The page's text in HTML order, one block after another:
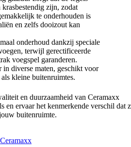
krasbestendig zijn, zodat
te onderhouden is
en zelfs dooizout kan
onderhoud dankzij speciale
terwijl gerectificeerde
voegspel garanderen.
in diverse maten, geschikt voor
kleine buitenruimtes.
en duurzaamheid van Ceramaxx
en ervaar het kenmerkende verschil dat
buitenruimte.
Ceramaxx